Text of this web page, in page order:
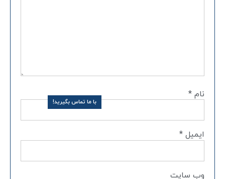
با ما تماس بگیرید!
نام *
ایمیل *
وب‌ سایت